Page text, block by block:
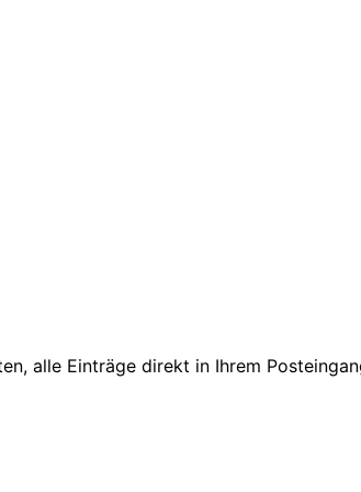
alle Einträge direkt in Ihrem